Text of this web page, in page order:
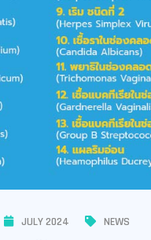
JULY 2024 NEWS